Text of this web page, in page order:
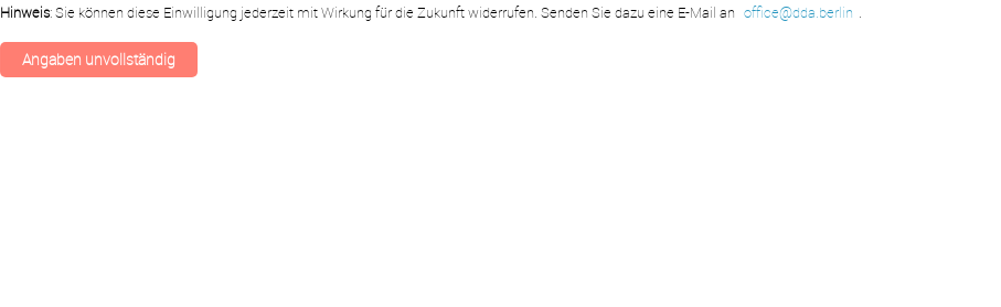
Hinweis: Sie können diese Einwilligung jederzeit mit Wirkung für die Zukunft widerrufen. Senden Sie dazu eine E-Mail an office@dda.berlin .